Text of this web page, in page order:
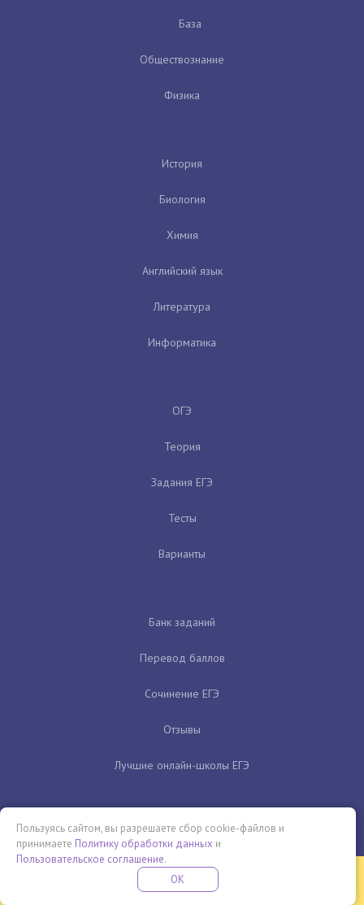
База
Обществознание
Физика
История
Биология
Химия
Английский язык
Литература
Информатика
ОГЭ
Теория
Задания ЕГЭ
Тесты
Варианты
Банк заданий
Перевод баллов
Сочинение ЕГЭ
Отзывы
Лучшие онлайн-школы ЕГЭ
Бесплатная летняя школа
ПРОВЕДИ ЭТО ЛЕТО С ПОЛЬЗОЙ
Пользуясь сайтом, вы разрешаете сбор cookie-файлов и
принимаете Политику обработки данных и
Пользовательское соглашение.
OK